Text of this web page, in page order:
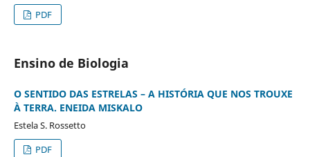
PDF
Ensino de Biologia
O SENTIDO DAS ESTRELAS – A HISTÓRIA QUE NOS TROUXE
À TERRA. ENEIDA MISKALO
Estela S. Rossetto
PDF